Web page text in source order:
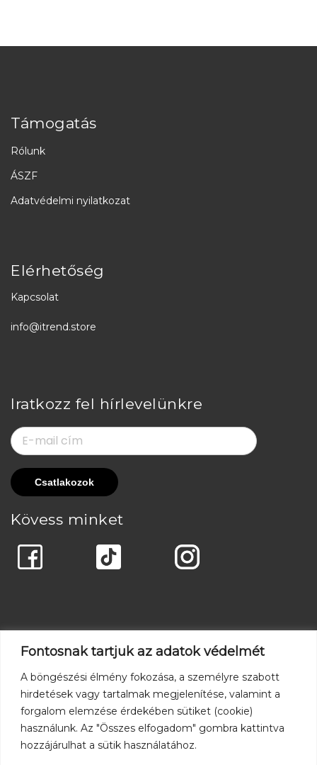
Fontosnak tartjuk az adatok védelmét
A böngészési élmény fokozása, a személyre szabott
hirdetések vagy tartalmak megjelenítése, valamint a
forgalom elemzése érdekében sütiket (cookie)
használunk. Az "Összes elfogadom" gombra kattintva
hozzájárulhat a sütik használatához.
Támogatás
Rólunk
ÁSZF
Adatvédelmi nyilatkozat
Elérhetőség
Kapcsolat
info@itrend.store
Iratkozz fel hírlevelünkre
Kövess minket